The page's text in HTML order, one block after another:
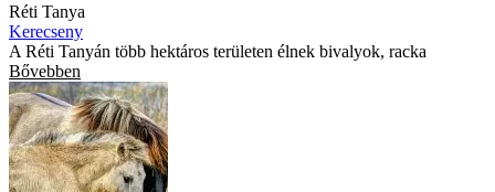
Réti Tanya
Kerecseny
A Réti Tanyán több hektáros területen élnek bivalyok, racka
Bővebben